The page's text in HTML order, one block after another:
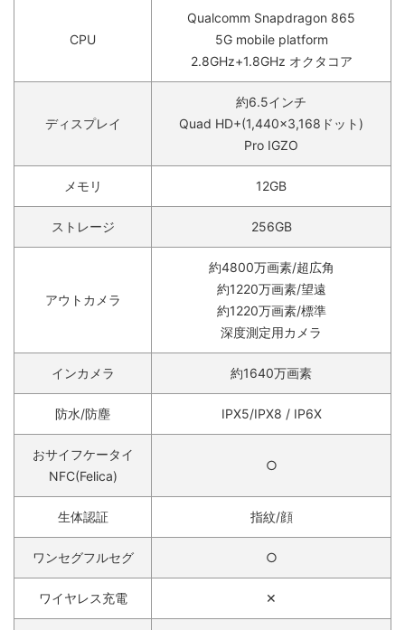
CPU
Qualcomm Snapdragon 865
5G mobile platform
2.8GHz+1.8GHz オクタコア
ディスプレイ
約6.5インチ
Quad HD+(1,440×3,168ドット)
Pro IGZO
メモリ 12GB
ストレージ 256GB
アウトカメラ
約4800万画素/超広角
約1220万画素/望遠
約1220万画素/標準
深度測定用カメラ
インカメラ 約1640万画素
防水/防塵 IPX5/IPX8 / IP6X
おサイフケータイ
NFC(Felica)
○
生体認証 指紋/顔
ワンセグフルセグ ○
ワイヤレス充電 ✕